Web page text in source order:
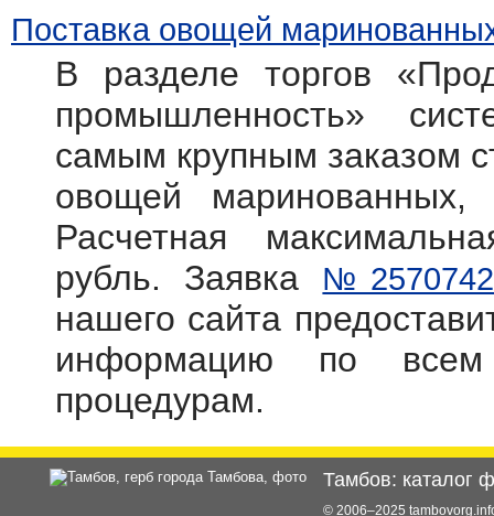
Поставка овощей
В разделе торгов
промышленность»
самым крупным заказом
овощей маринованных,
Расчетная
рубль. Заявка
нашего сайта
информацию по всем
процедурам.
Тамбов: каталог
© 2006–2025